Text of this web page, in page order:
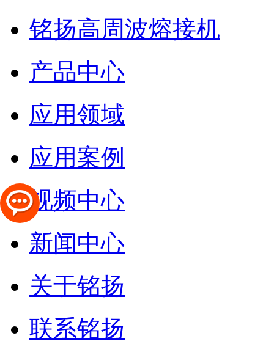
铭扬高周波熔接机
产品中心
应用领域
应用案例
视频中心
新闻中心
关于铭扬
联系铭扬